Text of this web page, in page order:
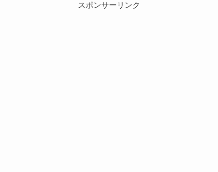
スポンサーリンク